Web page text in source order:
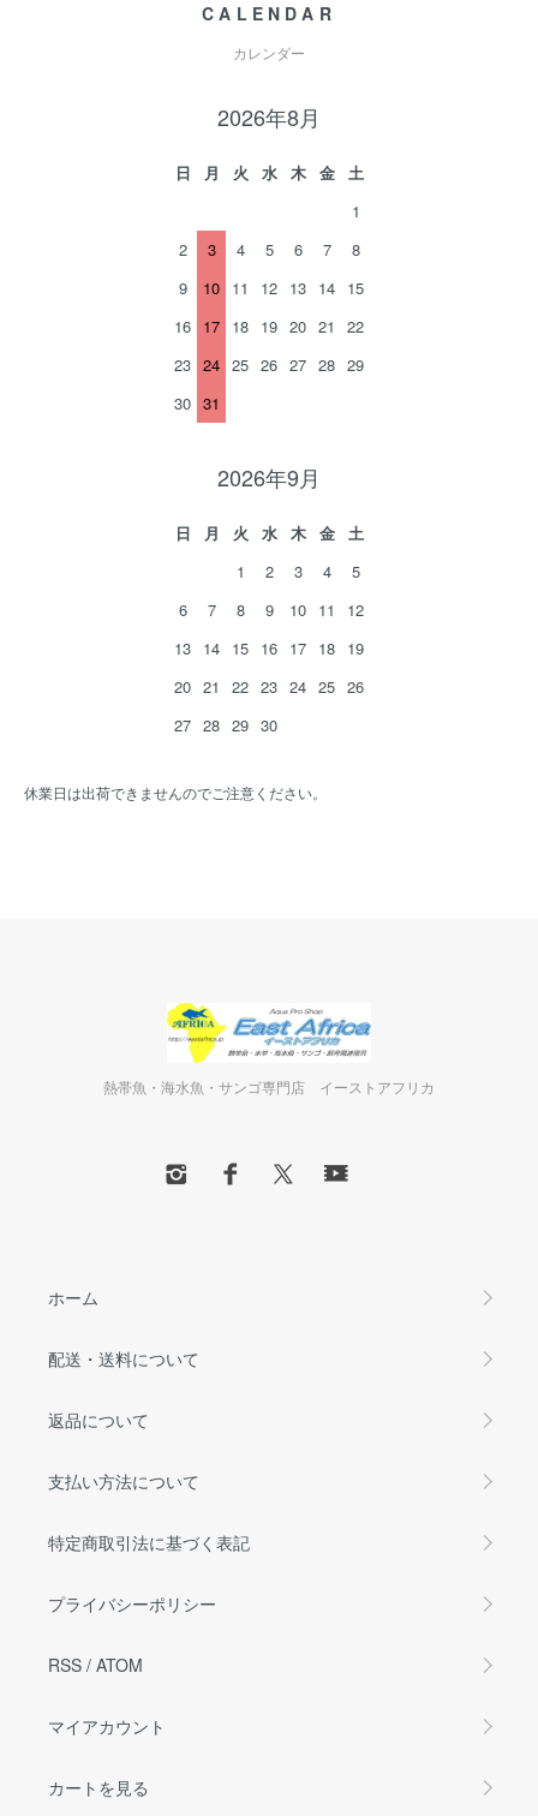
CALENDAR
カレンダー
2026年8月
日 月 火 水 木 金
土
1
2
3 4 5 6 7
8
9
10 11 12 13 14 15
16 17 18 19 20 21
22
23 24 25 26 27 28 29
30 31
2026年9月
日 月 火 水 木 金
土
1
2 3 4
5
6
7 8 9 10 11
12
13 14 15 16 17 18 19
20 21 22 23 24 25 26
27 28 29 30
休業日は出荷できませんのでご注意ください。
熱帯魚・海水魚・サンゴ専門店 イーストアフリカ
ホーム
配送・送料について
返品について
支払い方法について
特定商取引法に基づく表記
プライバシーポリシー
RSS / ATOM
マイアカウント
カートを見る